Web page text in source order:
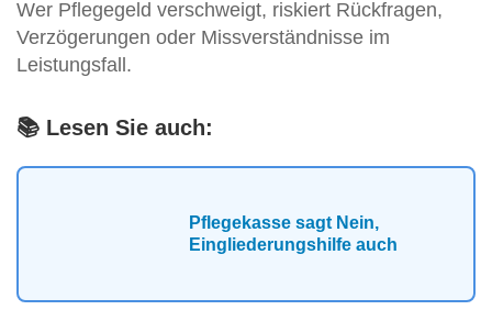
Wer Pflegegeld verschweigt, riskiert Rückfragen,
Verzögerungen oder Missverständnisse im
Leistungsfall.
📚 Lesen Sie auch:
Pflegekasse sagt Nein,
Eingliederungshilfe auch